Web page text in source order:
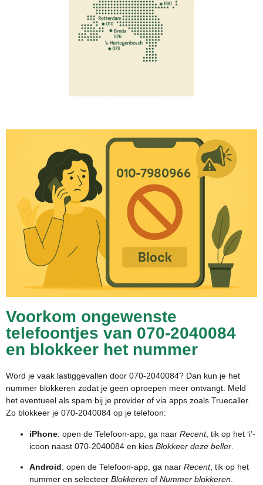
Voorkom ongewenste
telefoontjes van 070-2040084
en blokkeer het nummer
Word je vaak lastiggevallen door 070-2040084? Dan kun je het
nummer blokkeren zodat je geen oproepen meer ontvangt. Meld
het eventueel als spam bij je provider of via apps zoals Truecaller.
Zo blokkeer je 070-2040084 op je telefoon:
iPhone: open de Telefoon-app, ga naar Recent, tik op het ‘i’-
icoon naast 070-2040084 en kies Blokkeer deze beller
Android: open de Telefoon-app, ga naar Recent, tik op het
nummer en selecteer Blokkeren of Nummer blokkeren